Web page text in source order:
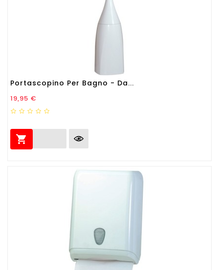
Portascopino Per Bagno - Da...
Prezzo
19,95 €
